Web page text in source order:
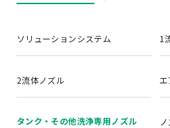
ソリューションシステム 1
2流体ノズル エ
タンク・その他洗浄専用ノズル